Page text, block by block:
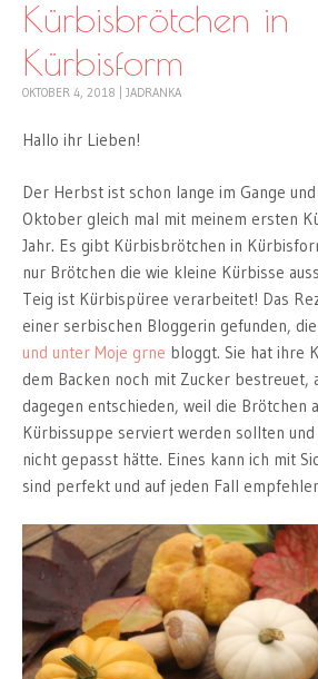
Kürbisbrötchen in
Kürbisform
OKTOBER 4, 2018 JADRANKA
Hallo ihr Lieben!
Der Herbst ist schon lange im Gange
Oktober gleich mal mit meinem ersten
Jahr. Es gibt Kürbisbrötchen in
nur Brötchen die wie kleine Kürbisse
Teig ist Kürbispüree verarbeitet! Das
einer serbischen Bloggerin gefunden, die
und unter Moje grne bloggt. Sie hat ihre
dem Backen noch mit Zucker bestreuet,
dagegen entschieden, weil die Brötchen
Kürbissuppe serviert werden sollten und
nicht gepasst hätte. Eines kann ich mit
sind perfekt und auf jeden Fall